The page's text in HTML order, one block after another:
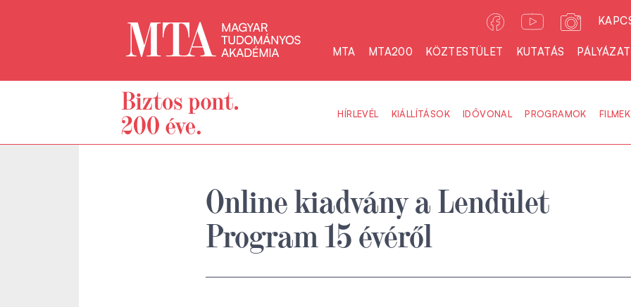
MTA MTA200 KÖZTESTÜLET KUTATÁS
HÍRLEVÉL KIÁLLÍTÁSOK IDŐVONAL PROGRAMOK FILMEK
Online kiadvány a Lendület
Program 15 évéről